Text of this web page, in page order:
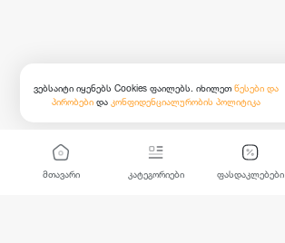
მთავარი კატეგორიები ფასდაკლებები
ვებსაიტი იყენებს Cookies ფაილებს. იხილეთ წესები და
პირობები და კონფიდენციალურობის პოლიტიკა